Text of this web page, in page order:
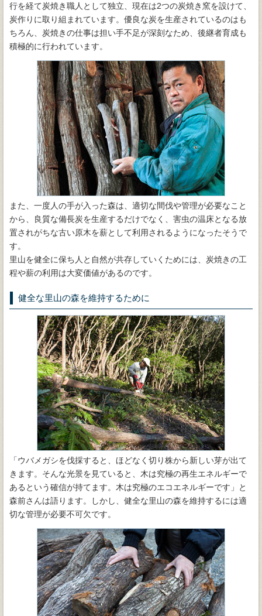
行を経て炭焼き職人として独立、現在は2つの炭焼き窯を設けて、
炭作りに取り組まれています。優良な炭を生産されているのはも
ちろん、炭焼きの仕事は担い手不足が深刻なため、後継者育成も
積極的に行われています。
また、一度人の手が入った森は、適切な間伐や管理が必要なこと
から、良質な備長炭を生産するだけでなく、害虫の温床となる放
置されがちな古い原木を薪として利用されるようになったそうで
す。
里山を健全に保ち人と自然が共存していくためには、炭焼きの工
程や薪の利用は大変価値があるのです。
健全な里山の森を維持するために
「ウバメガシを伐採すると、ほどなく切り株から新しい芽が出て
きます。そんな光景を見ていると、木は究極の再生エネルギーで
あるという確信が持てます。木は究極のエコエネルギーです」と
森前さんは語ります。しかし、健全な里山の森を維持するには適
切な管理が必要不可欠です。